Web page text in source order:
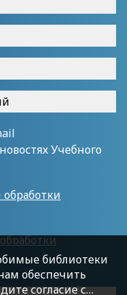
Учебного
библиотеки
обеспечить
согласие с